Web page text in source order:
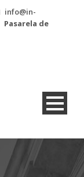
info@in-
Pasarela de